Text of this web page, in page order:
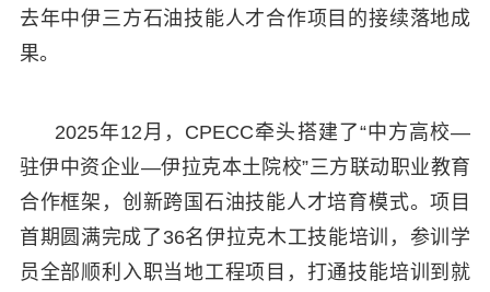
去年中伊三方石油技能人才合作项目的接续落地成
果。
2025年12月，CPECC牵头搭建了“中方高校—
驻伊中资企业—伊拉克本土院校”三方联动职业教育
合作框架，创新跨国石油技能人才培育模式。项目
首期圆满完成了36名伊拉克木工技能培训，参训学
员全部顺利入职当地工程项目，打通技能培训到就